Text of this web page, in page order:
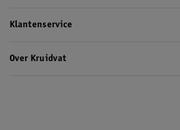
Klantenservice
Over Kruidvat